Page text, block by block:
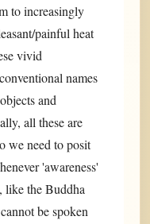
to increasingly
painful heat
vivid
names
and
all these are
we need to posit
'awareness'
like the Buddha
be spoken